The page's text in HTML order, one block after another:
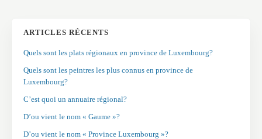
ARTICLES RÉCENTS
Quels sont les plats régionaux en province de Luxembourg?
Quels sont les peintres les plus connus en province de
Luxembourg?
C’est quoi un annuaire régional?
D’ou vient le nom « Gaume »?
D’ou vient le nom « Province Luxembourg »?